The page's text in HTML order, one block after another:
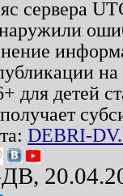
сервера
для детей
DEBRI-